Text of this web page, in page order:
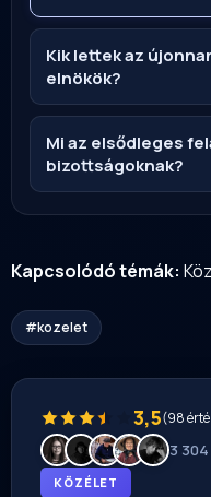
Kik lettek az
elnökök?
Mi az elsődleges
bizottságoknak?
Kapcsolódó témák:
#kozelet
3,5(98
3
KÖZÉLET